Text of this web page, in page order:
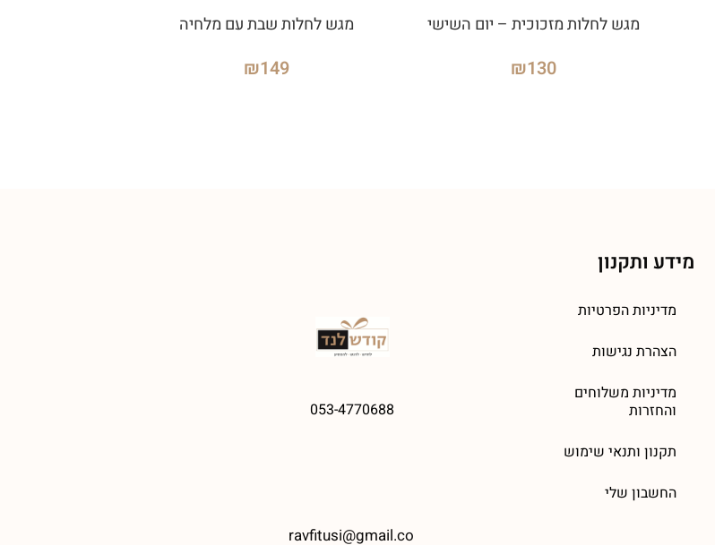
מגש לחלות מזכוכית – יום השישי
₪130
מגש לחלות שבת עם מלחיה
₪149
מידע ותקנון
מדיניות הפרטיות
הצהרת נגישות
מדיניות משלוחים
והחזרות
תקנון ותנאי שימוש
החשבון שלי
053-4770688
ravfitusi@gmail.co